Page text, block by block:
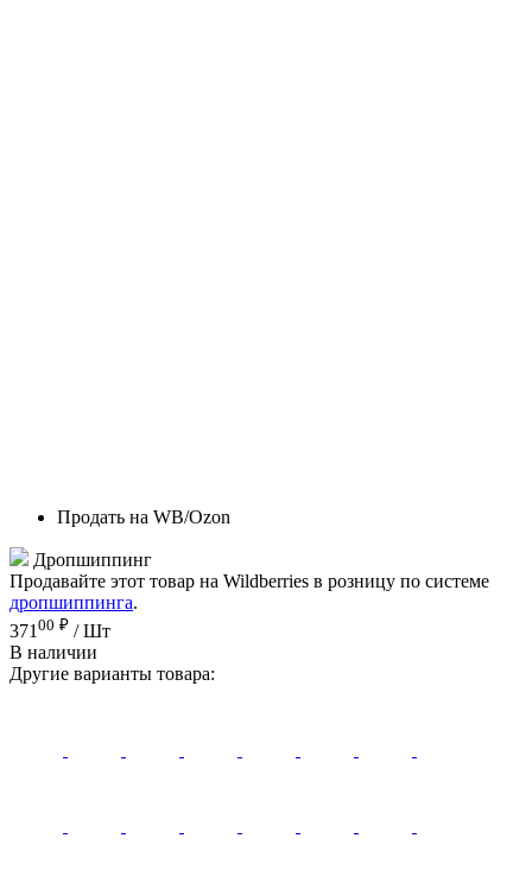
Продать на WB/Ozon
Дропшиппинг
Продавайте этот товар на Wildberries в розницу по системе
дропшиппинга.
371 00 ₽ / Шт
В наличии
Другие варианты товара: